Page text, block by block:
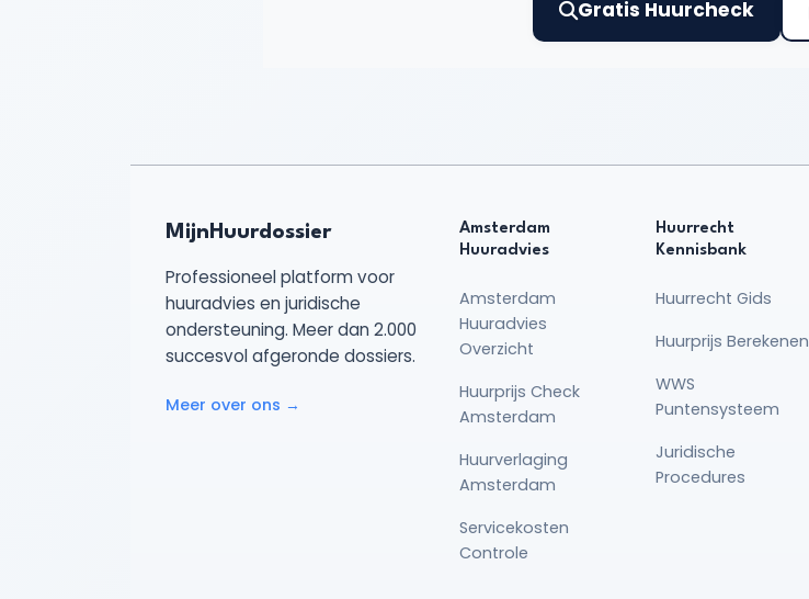
Gratis Huurcheck
MijnHuurdossier
Professioneel platform voor
huuradvies en juridische
ondersteuning. Meer dan 2.000
succesvol afgeronde dossiers.
Meer over ons →
Amsterdam
Huuradvies
Amsterdam
Huuradvies
Overzicht
Huurprijs Check
Amsterdam
Huurverlaging
Amsterdam
Servicekosten
Controle
Huurrecht
Kennisbank
Huurrecht Gids
Huurprijs Berekenen
WWS
Puntensysteem
Juridische
Procedures